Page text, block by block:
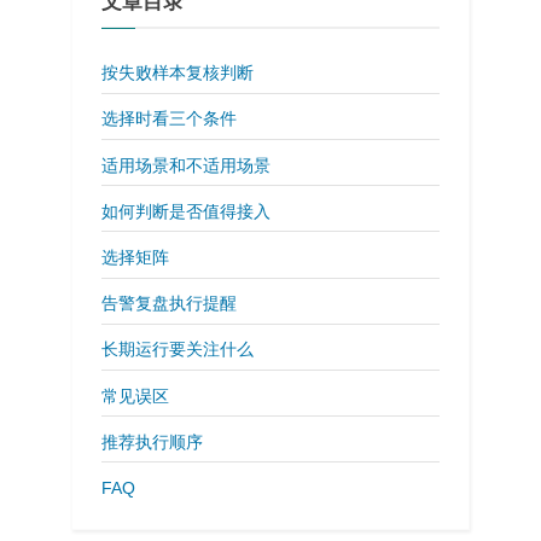
按失败样本复核判断
选择时看三个条件
适用场景和不适用场景
如何判断是否值得接入
选择矩阵
告警复盘执行提醒
长期运行要关注什么
常见误区
推荐执行顺序
FAQ